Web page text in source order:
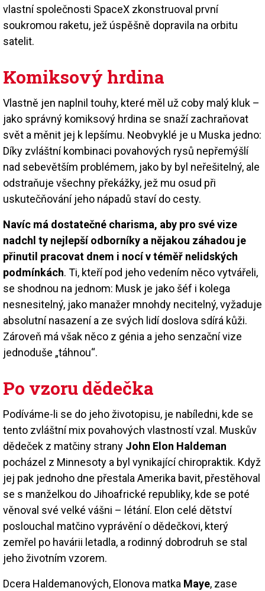
vlastní společnosti SpaceX zkonstruoval první
soukromou raketu, jež úspěšně dopravila na orbitu
satelit.
Komiksový hrdina
Vlastně jen naplnil touhy, které měl už coby malý kluk –
jako správný komiksový hrdina se snaží zachraňovat
svět a měnit jej k lepšímu. Neobvyklé je u Muska jedno:
Díky zvláštní kombinaci povahových rysů nepřemýšlí
nad sebevětším problémem, jako by byl neřešitelný, ale
odstraňuje všechny překážky, jež mu osud při
uskutečňování jeho nápadů staví do cesty.
Navíc má dostatečné charisma, aby pro své vize
nadchl ty nejlepší odborníky a nějakou záhadou je
přinutil pracovat dnem i nocí v téměř nelidských
podmínkách. Ti, kteří pod jeho vedením něco vytvářeli,
se shodnou na jednom: Musk je jako šéf i kolega
nesnesitelný, jako manažer mnohdy necitelný, vyžaduje
absolutní nasazení a ze svých lidí doslova sdírá kůži.
Zároveň má však něco z génia a jeho senzační vize
jednoduše „táhnou“.
Po vzoru dědečka
Podíváme-li se do jeho životopisu, je nabíledni, kde se
tento zvláštní mix povahových vlastností vzal. Muskův
dědeček z matčiny strany John Elon Haldeman
pocházel z Minnesoty a byl vynikající chiropraktik. Když
jej pak jednoho dne přestala Amerika bavit, přestěhoval
se s manželkou do Jihoafrické republiky, kde se poté
věnoval své velké vášni – létání. Elon celé dětství
poslouchal matčino vyprávění o dědečkovi, který
zemřel po havárii letadla, a rodinný dobrodruh se stal
jeho životním vzorem.
Dcera Haldemanových, Elonova matka Maye, zase